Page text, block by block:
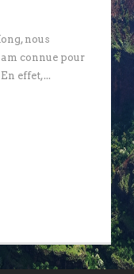
nous
connue pour
effet,...